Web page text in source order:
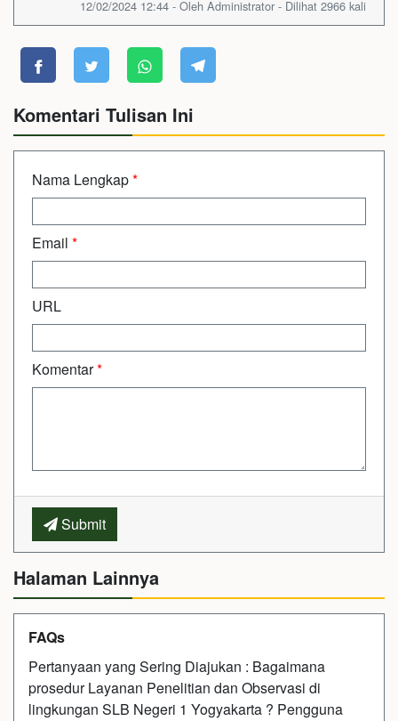
12/02/2024 12:44 - Oleh Administrator - Dilihat 2966 kali
Komentari Tulisan Ini
Nama Lengkap*
Email *
URL
Komentar*
Submit
Halaman Lainnya
FAQs
Pertanyaan yang Sering Diajukan : Bagaimana
prosedur Layanan Penelitian dan Observasi di
lingkungan SLB Negeri 1 Yogyakarta ? Pengguna